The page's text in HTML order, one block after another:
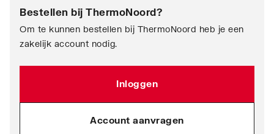
Bestellen bij ThermoNoord?
Om te kunnen bestellen bij ThermoNoord heb je een
zakelijk account nodig.
Inloggen
Account aanvragen